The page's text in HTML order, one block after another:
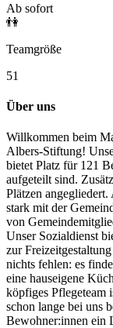
Ab sofort
👫
Teamgröße
51
Über uns
Willkommen beim
Albers-Stiftung!
bietet Platz für 121
aufgeteilt sind.
Plätzen
stark mit der
von
Unser Sozialdienst
zur
nichts fehlen: es
eine hauseigene
köpfiges Pflegeteam
schon lange bei uns
Bewohner:innen ein